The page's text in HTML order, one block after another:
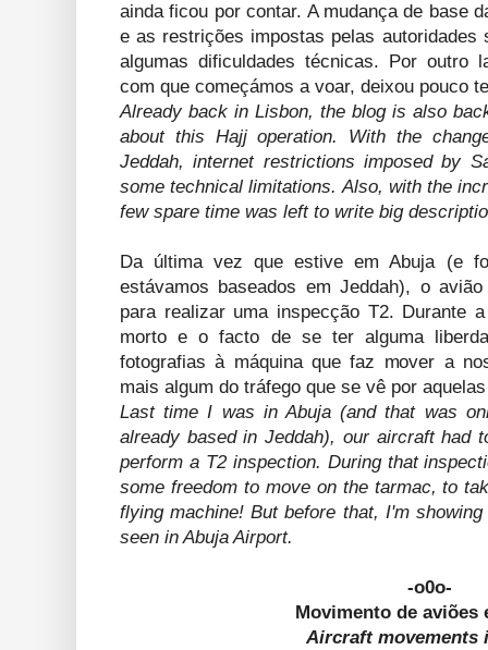
ainda ficou por contar. A mudança de base
e as restrições impostas pelas autoridades
algumas dificuldades técnicas. Por outro
com que começámos a voar, deixou pouco
Already back in Lisbon, the blog is also
about this Hajj operation. With the
Jeddah, internet restrictions imposed by
some technical limitations. Also, with the
few spare time was left to write big
Da última vez que estive em Abuja (e
estávamos baseados em Jeddah), o
para realizar uma inspecção T2. Durante
morto e o facto de se ter alguma
fotografias à máquina que faz mover a
mais algum do tráfego que se vê por
Last time I was in Abuja (and that was
already based in Jeddah), our aircraft had
perform a T2 inspection. During that
some freedom to move on the tarmac, to
flying machine! But before that, I'm
seen in Abuja Airport.
-o0o-
Movimento de aviões
Aircraft movements